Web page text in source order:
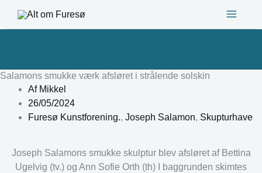
Salamons smukke værk afsløret i strålende solskin
AfMikkel
26/05/2024
Furesø Kunstforening., Joseph Salamon, Skupturhave
Joseph Salamons smukke skulptur blev afsløret af Bettina
Ugelvig (tv.) og Ann Sofie Orth (th) I baggrunden skimtes